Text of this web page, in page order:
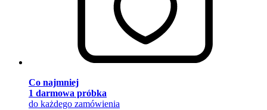
Co najmniej
1 darmowa próbka
do każdego zamówienia